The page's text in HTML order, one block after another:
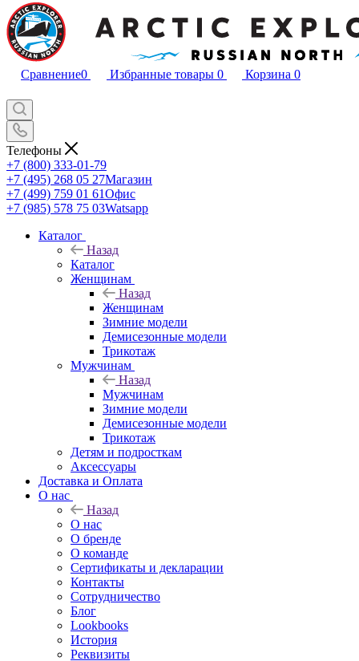
Сравнение0 Избранные товары 0 Корзина 0
Телефоны
+7 (800) 333-01-79
+7 (495) 268 05 27Магазин
+7 (499) 759 01 61Офис
+7 (985) 578 75 03Watsapp
Каталог
Назад
Каталог
Женщинам
Назад
Женщинам
Зимние модели
Демисезонные модели
Трикотаж
Мужчинам
Назад
Мужчинам
Зимние модели
Демисезонные модели
Трикотаж
Детям и подросткам
Аксессуары
Доставка и Оплата
О нас
Назад
О нас
О бренде
О команде
Сертификаты и декларации
Контакты
Сотрудничество
Блог
Lookbooks
История
Реквизиты